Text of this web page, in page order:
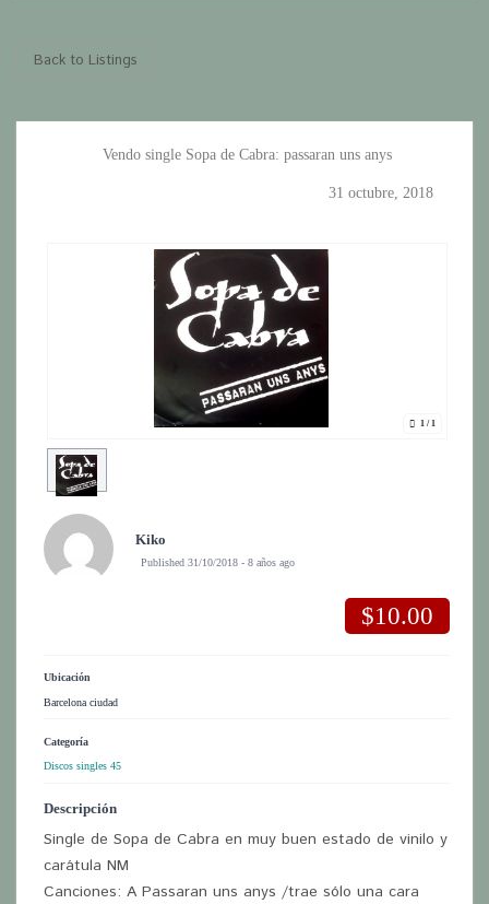
Back to Listings
Vendo single Sopa de Cabra: passaran uns anys
31 octubre, 2018
1 / 1
Kiko
Published 31/10/2018 - 8 años ago
$10.00
Ubicación
Barcelona ciudad
Categoría
Discos singles 45
Descripción
Single de Sopa de Cabra en muy buen estado de vinilo y
carátula NM
Canciones: A Passaran uns anys /trae sólo una cara